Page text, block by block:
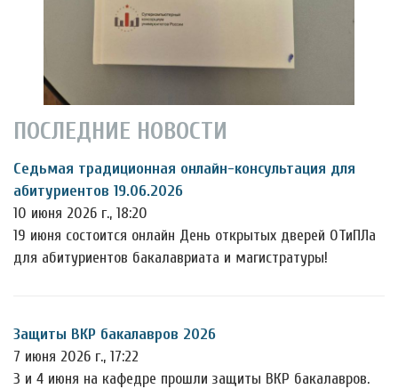
ПОСЛЕДНИЕ НОВОСТИ
Седьмая традиционная онлайн-консультация для
абитуриентов 19.06.2026
10 июня 2026 г., 18:20
19 июня состоится онлайн День открытых дверей ОТиПЛа
для абитуриентов бакалавриата и магистратуры!
Защиты ВКР бакалавров 2026
7 июня 2026 г., 17:22
3 и 4 июня на кафедре прошли защиты ВКР бакалавров.